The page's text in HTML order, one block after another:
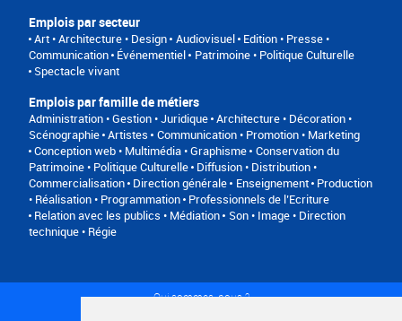
Emplois par secteur
Art • Architecture • Design Audiovisuel Edition • Presse •
Communication Événementiel
Patrimoine • Politique Culturelle
Spectacle vivant
Emplois par famille de métiers
Administration • Gestion • Juridique Architecture • Décoration •
Scénographie Artistes
Communication • Promotion • Marketing
Conception web • Multimédia • Graphisme Conservation du
Patrimoine • Politique Culturelle Diffusion • Distribution •
Commercialisation Direction générale Enseignement Production
• Réalisation • Programmation Professionnels de l’Ecriture
Relation avec les publics • Médiation
Son • Image • Direction
technique • Régie
Qui sommes-nous ?